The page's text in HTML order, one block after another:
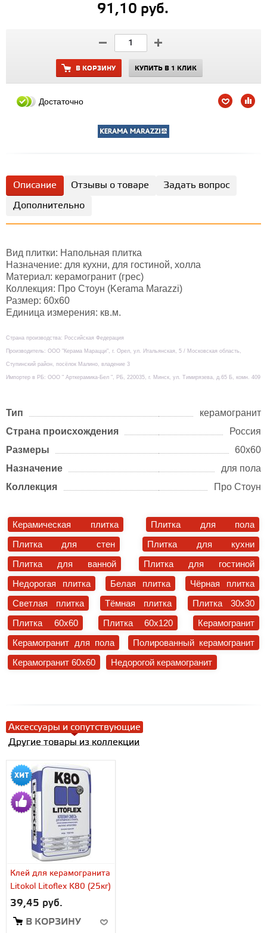
91,10 руб.
В КОРЗИНУ КУПИТЬ В 1 КЛИК
Достаточно
Описание Отзывы о товаре
Задать вопрос
Дополнительно
Вид плитки: Напольная плитка
Назначение: для кухни, для гостиной, холла
Материал: керамогранит (грес)
Коллекция: Про Стоун (Kerama Marazzi)
Размер: 60х60
Единица измерения: кв.м.
Страна производства: Российская Федерация
Производитель: ООО "Керама Марацци", г. Орел, ул. Итальянская, 5 / Московская область,
Ступинский район, посёлок Малино, владение 3
Импортер в РБ: ООО " Арткерамика-Бел ", РБ, 220035, г. Минск, ул. Тимирязева, д.65 Б, комн. 409
Тип
керамогранит
Страна происхождения
Россия
Размеры
60х60
Назначение
для пола
Коллекция
Про Стоун
Керамическая плитка
Плитка для пола
Плитка для стен
Плитка для кухни
Плитка для ванной
Плитка для гостиной
Недорогая плитка
Белая плитка
Чёрная плитка
Светлая плитка
Тёмная плитка
Плитка 30x30
Плитка 60x60
Плитка 60x120
Керамогранит
Керамогранит для пола
Полированный керамогранит
Керамогранит 60x60
Недорогой керамогранит
Аксессуары и сопутствующие
Другие товары из коллекции
Клей для керамогранита
Litokol Litoflex K80 (25кг)
39,45 руб.
В КОРЗИНУ